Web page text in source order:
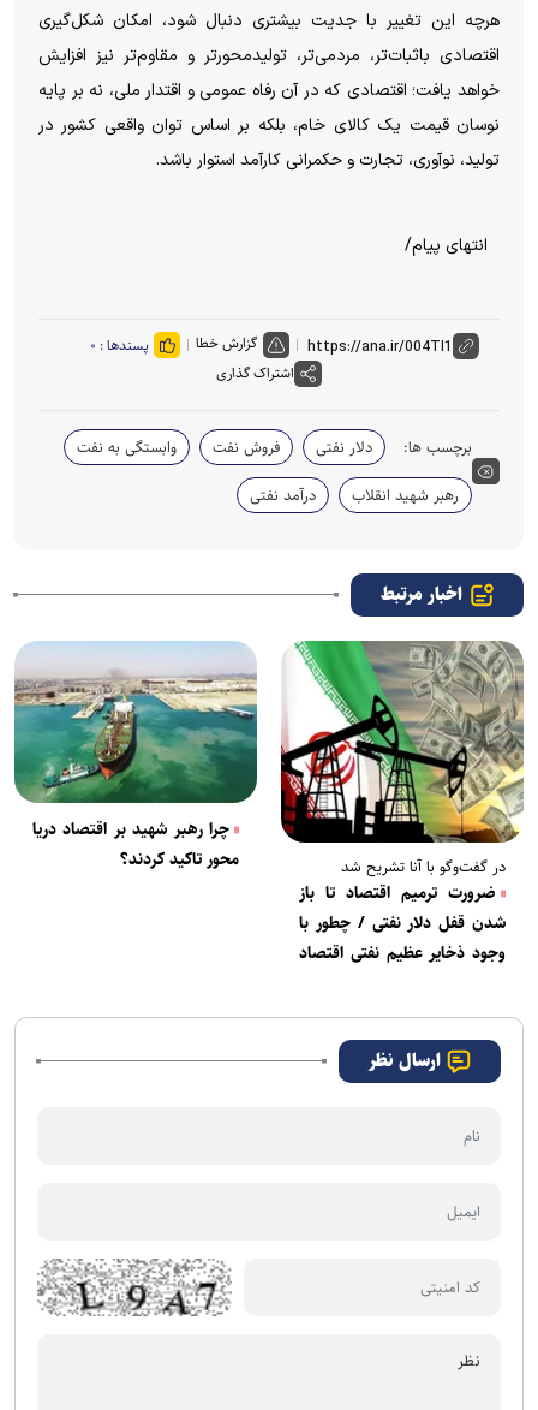
هرچه این تغییر با جدیت بیشتری دنبال شود، امکان شکل‌گیری
اقتصادی باثبات‌تر، مردمی‌تر، تولیدمحورتر و مقاوم‌تر نیز افزایش
خواهد یافت؛ اقتصادی که در آن رفاه عمومی و اقتدار ملی، نه بر پایه
نوسان قیمت یک کالای خام، بلکه بر اساس توان واقعی کشور در
تولید، نوآوری، تجارت و حکمرانی کارآمد استوار باشد.
انتهای پیام/
گزارش خطا پسندها : ۰
اشتراک گذاری
برچسب ها: دلار نفتی فروش نفت
وابستگی به نفت
رهبر شهید انقلاب
درآمد نفتی
اخبار مرتبط
در گفت‌وگو با آنا تشریح شد
ضرورت ترمیم اقتصاد تا باز
شدن قفل دلار نفتی / چطور با
وجود ذخایر عظیم نفتی اقتصاد
چرا رهبر شهید بر اقتصاد دریا
محور تاکید کردند؟
ارسال نظر